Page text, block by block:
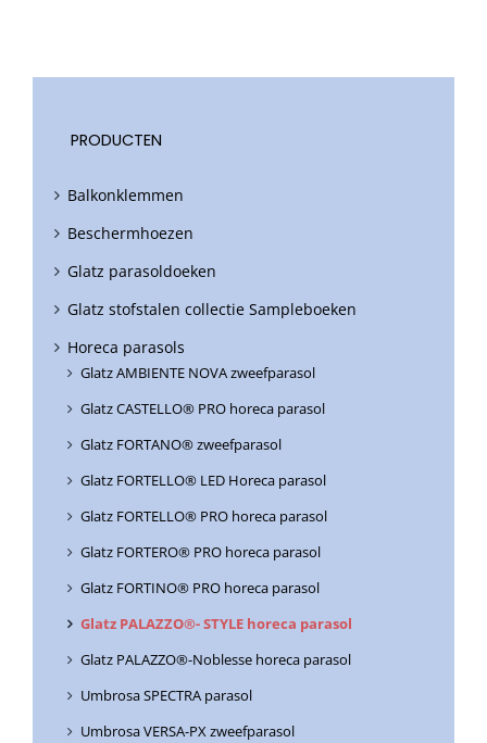
PRODUCTEN
Balkonklemmen
Beschermhoezen
Glatz parasoldoeken
Glatz stofstalen collectie Sampleboeken
Horeca parasols
Glatz AMBIENTE NOVA zweefparasol
Glatz CASTELLO® PRO horeca parasol
Glatz FORTANO® zweefparasol
Glatz FORTELLO® LED Horeca parasol
Glatz FORTELLO® PRO horeca parasol
Glatz FORTERO® PRO horeca parasol
Glatz FORTINO® PRO horeca parasol
Glatz PALAZZO®- STYLE horeca parasol
Glatz PALAZZO®-Noblesse horeca parasol
Umbrosa SPECTRA parasol
Umbrosa VERSA-PX zweefparasol